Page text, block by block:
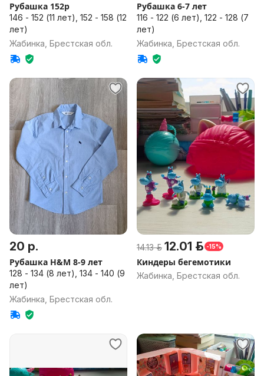
Рубашка 152р
146 - 152 (11 лет), 152 - 158 (12
лет)
Жабинка, Брестская обл.
Рубашка 6-7 лет
116 - 122 (6 лет), 122 - 128 (7
лет)
Жабинка, Брестская обл.
20 р.
Рубашка H&M 8-9 лет
128 - 134 (8 лет), 134 - 140 (9
лет)
Жабинка, Брестская обл.
14.13 р. 12.01 р. -15%
Киндеры бегемотики
Жабинка, Брестская обл.